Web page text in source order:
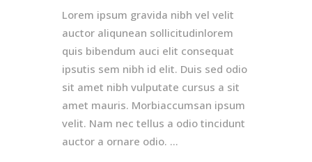
Lorem ipsum gravida nibh vel velit
auctor aliqunean sollicitudinlorem
quis bibendum auci elit consequat
ipsutis sem nibh id elit. Duis sed odio
sit amet nibh vulputate cursus a sit
amet mauris. Morbiaccumsan ipsum
velit. Nam nec tellus a odio tincidunt
auctor a ornare odio. ...